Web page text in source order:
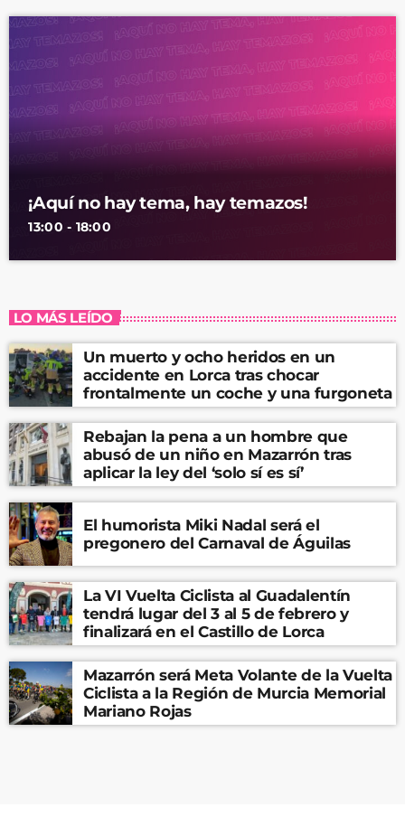
¡Aquí no hay tema, hay temazos!
13:00 - 18:00
LO MÁS LEÍDO
Un muerto y ocho heridos en un
accidente en Lorca tras chocar
frontalmente un coche y una furgoneta
Rebajan la pena a un hombre que
abusó de un niño en Mazarrón tras
aplicar la ley del ‘solo sí es sí’
El humorista Miki Nadal será el
pregonero del Carnaval de Águilas
La VI Vuelta Ciclista al Guadalentín
tendrá lugar del 3 al 5 de febrero y
finalizará en el Castillo de Lorca
Mazarrón será Meta Volante de la Vuelta
Ciclista a la Región de Murcia Memorial
Mariano Rojas